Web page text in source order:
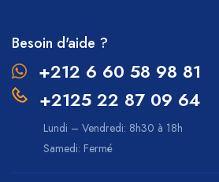
Besoin d'aide ?
+212 6 60 58 98 81
+2125 22 87 09 64
Lundi – Vendredi: 8h30 à 18h
Samedi: Fermé